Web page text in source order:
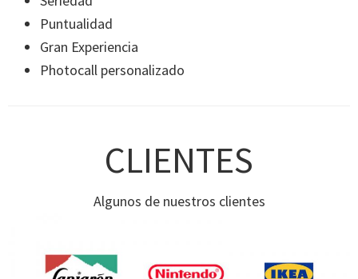
Puntualidad
Gran Experiencia
Photocall personalizado
CLIENTES
Algunos de nuestros clientes